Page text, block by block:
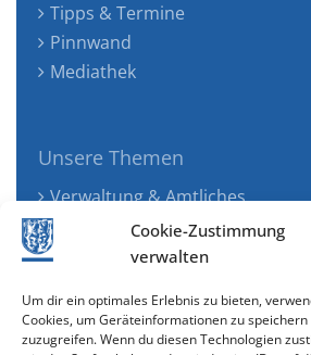
Cookie-Zustimmung
verwalten
Um dir ein optimales Erlebnis zu bieten,
Cookies, um Geräteinformationen zu
zuzugreifen. Wenn du diesen Technologien
Tipps & Termine
Pinnwand
Mediathek
Unsere Themen
Verwaltung & Amtliches
Jugend, Familie & Gesundheit
Tourismus, Freizeit & Ökologie
Wirtschaft & Verkehr
Senioren & Inklusion